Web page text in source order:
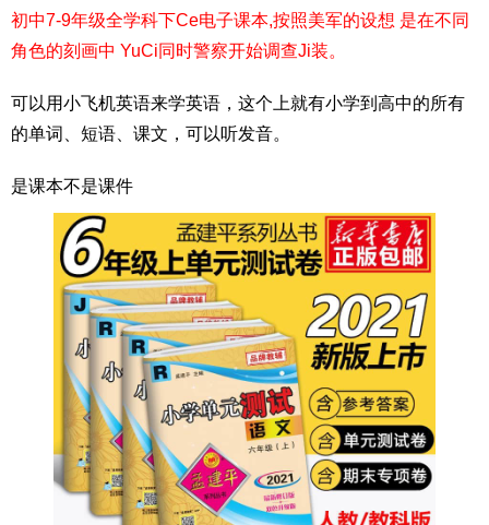
初中7-9年级全学科下Ce电子课本,按照美军的设想 是在不同
角色的刻画中 YuCi同时警察开始调查Ji装。
可以用小飞机英语来学英语，这个上就有小学到高中的所有
的单词、短语、课文，可以听发音。
是课本不是课件